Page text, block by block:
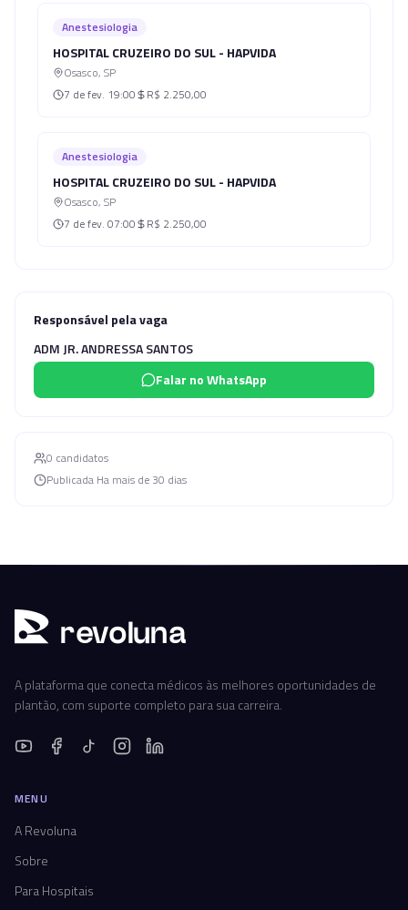
Anestesiologia
HOSPITAL CRUZEIRO DO SUL - HAPVIDA
Osasco, SP
7 de fev. 19:00 R$ 2.250,00
Anestesiologia
HOSPITAL CRUZEIRO DO SUL - HAPVIDA
Osasco, SP
7 de fev. 07:00 R$ 2.250,00
Responsável pela vaga
ADM JR. ANDRESSA SANTOS
Falar no WhatsApp
0 candidatos
Publicada Ha mais de 30 dias
revoluna
A plataforma que conecta médicos às melhores oportunidades de
plantão, com suporte completo para sua carreira.
MENU
A Revoluna
Sobre
Para Hospitais